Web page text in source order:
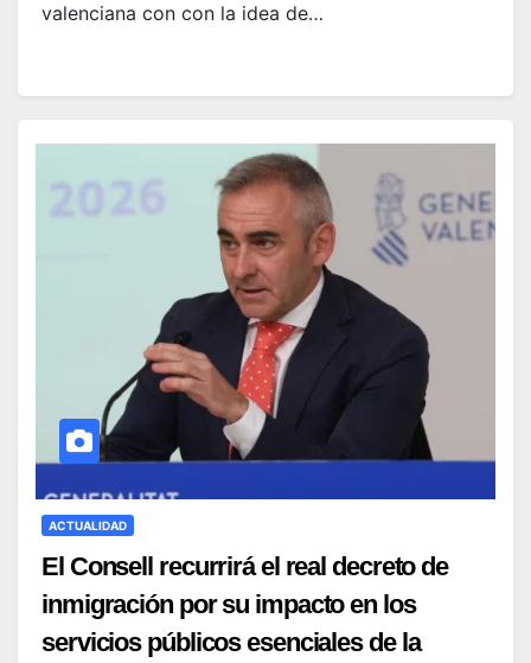
valenciana con con la idea de…
ACTUALIDAD
El Consell recurrirá el real decreto de
inmigración por su impacto en los
servicios públicos esenciales de la